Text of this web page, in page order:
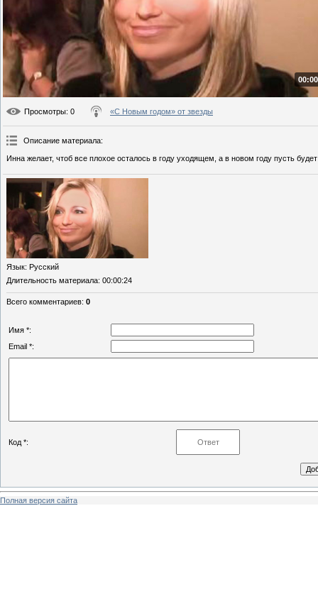
Просмотры: 0 «С Новым годом» от звезды
Описание материала:
Инна желает, чтоб все плохое осталось в году уходящем, а в новом году пусть
Язык: Русский
Длительность материала: 00:00:24
Всего комментариев: 0
Имя *:
Email *:
Код *:
Полная версия сайта